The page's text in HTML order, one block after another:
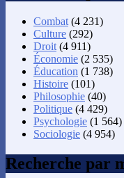
Combat (4 231)
Culture (292)
Droit (4 911)
Économie (2 535)
Éducation (1 738)
Histoire (101)
Philosophie (40)
Politique (4 429)
Psychologie (1 564)
Sociologie (4 954)
Recherche par